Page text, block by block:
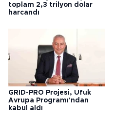
toplam 2,3 trilyon dolar
harcandı
GRID-PRO Projesi, Ufuk
Avrupa Programı'ndan
kabul aldı